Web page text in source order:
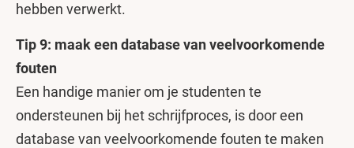
hebben verwerkt.
Tip 9: maak een database van veelvoorkomende
fouten
Een handige manier om je studenten te
ondersteunen bij het schrijfproces, is door een
database van veelvoorkomende fouten te maken